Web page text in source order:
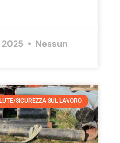
Nessun
SICUREZZA SUL LAVORO